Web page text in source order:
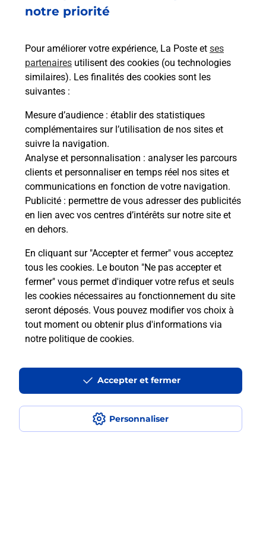
notre priorité
Pour améliorer votre expérience, La Poste et ses
partenaires utilisent des cookies (ou technologies
similaires). Les finalités des cookies sont les
suivantes :
Mesure d’audience : établir des statistiques
complémentaires sur l’utilisation de nos sites et
suivre la navigation.
Analyse et personnalisation : analyser les parcours
clients et personnaliser en temps réel nos sites et
communications en fonction de votre navigation.
Publicité : permettre de vous adresser des publicités
en lien avec vos centres d’intérêts sur notre site et
en dehors.
En cliquant sur "Accepter et fermer" vous acceptez
tous les cookies. Le bouton "Ne pas accepter et
fermer" vous permet d'indiquer votre refus et seuls
les cookies nécessaires au fonctionnement du site
seront déposés. Vous pouvez modifier vos choix à
tout moment ou obtenir plus d'informations via
notre politique de cookies.
Personnaliser
Accepter et fermer
Envoyer un colis
Vous souhaitez envoyer un colis depuis :
CHATEAU GONTIER (53200) ? Découvrez toutes
les solutions proposées par La Poste.
Questions fréquemment posées
Quel est le prix d’une photocopie ?
Où faire des photocopies à proximité
?
Comment faire des photocopies ?